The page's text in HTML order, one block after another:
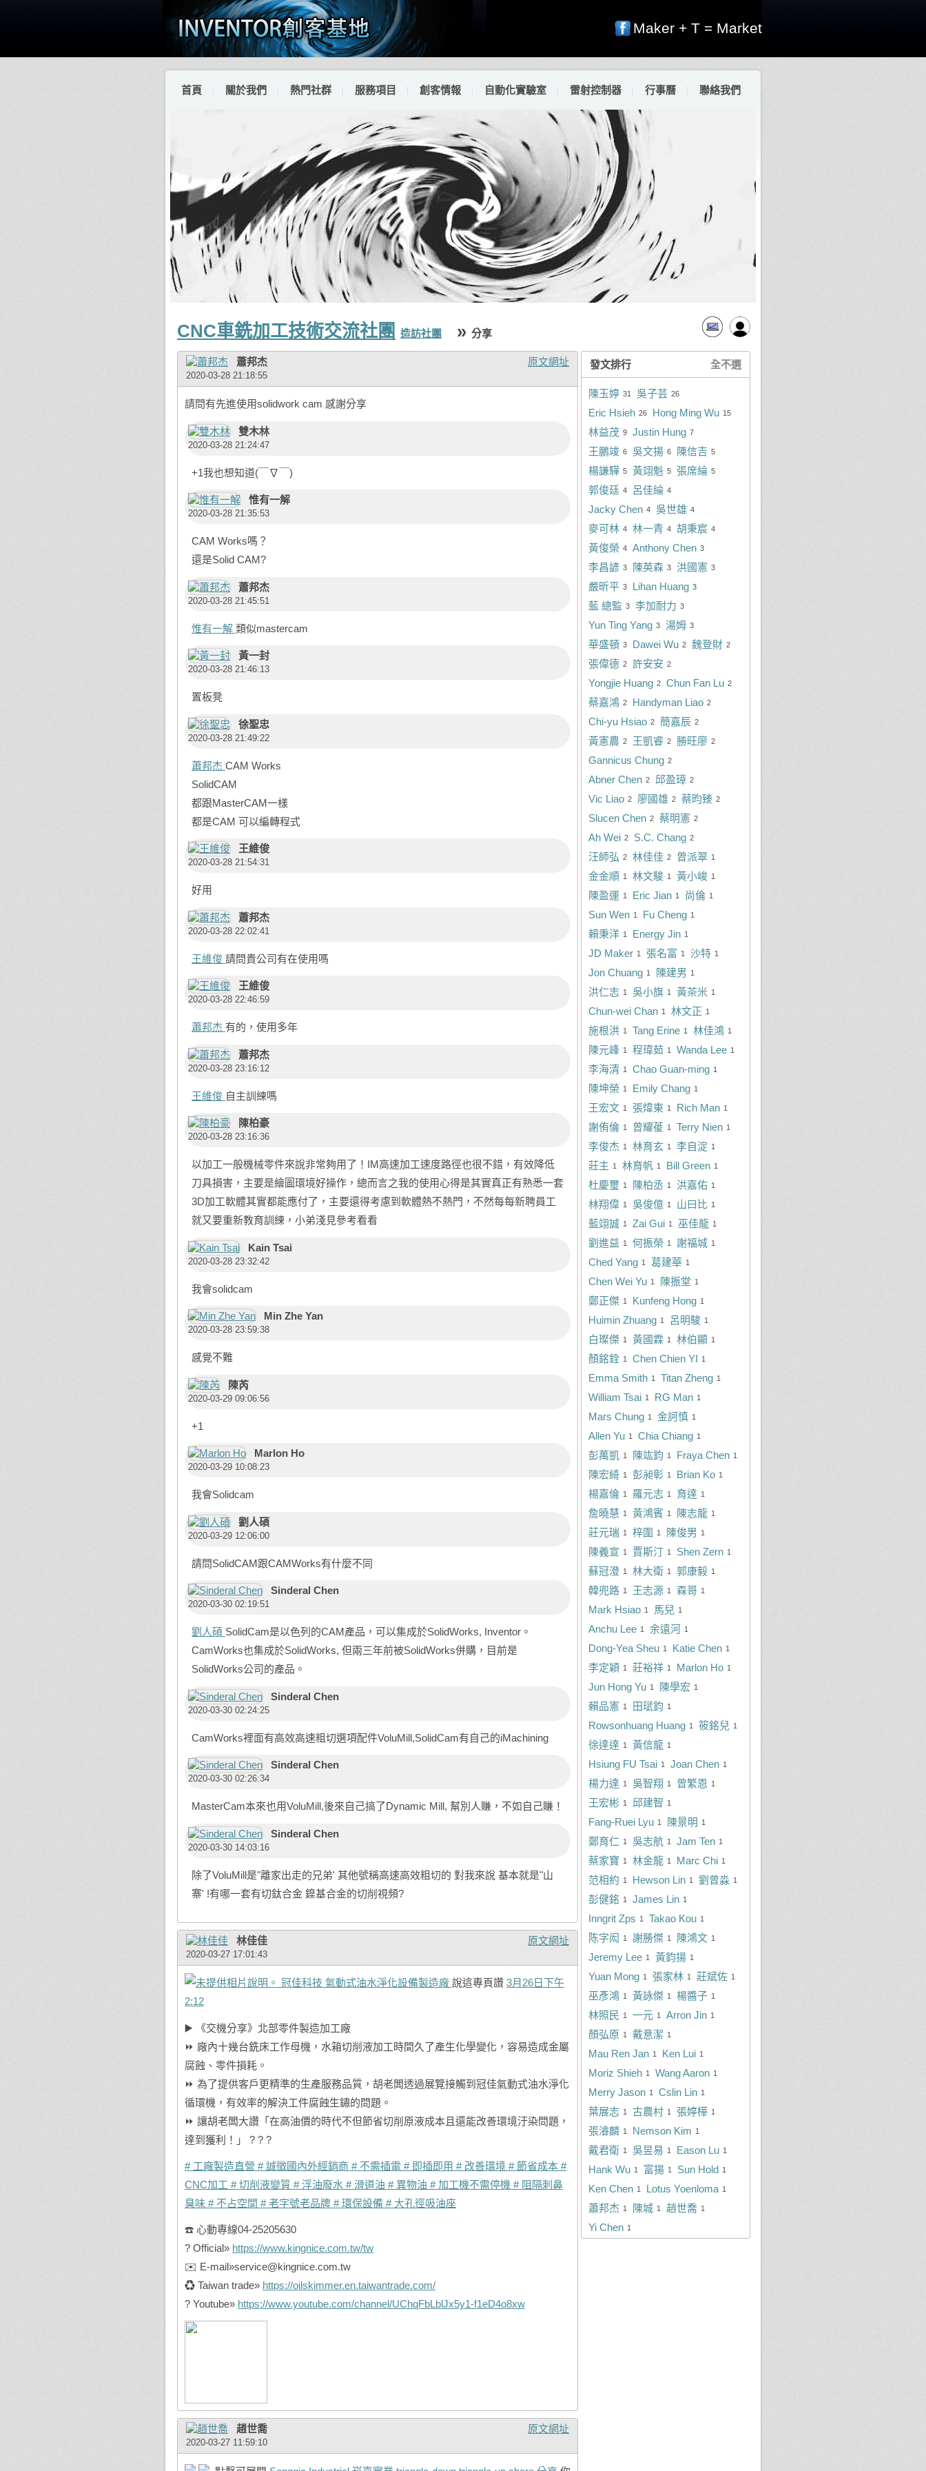
Maker + T = Market
首頁 關於我們 熱門社群 服務項目 創客情報 自動化實驗室 雷射控制器 行事曆 聯絡我們
CNC車銑加工技術交流社團 造訪社團 » 分享
原文網址
蕭邦杰
2020-03-28 21:18:55
請問有先進使用solidwork cam 感謝分享
雙木林
2020-03-28 21:24:47
+1我也想知道(￣∇￣)
惟有一解
2020-03-28 21:35:53
CAM Works嗎？
還是Solid CAM?
蕭邦杰
2020-03-28 21:45:51
惟有一解 類似mastercam
黃一封
2020-03-28 21:46:13
置板凳
徐聖忠
2020-03-28 21:49:22
蕭邦杰 CAM Works
SolidCAM
都跟MasterCAM一樣
都是CAM 可以編轉程式
王維俊
2020-03-28 21:54:31
好用
蕭邦杰
2020-03-28 22:02:41
王維俊 請問貴公司有在使用嗎
王維俊
2020-03-28 22:46:59
蕭邦杰 有的，使用多年
蕭邦杰
2020-03-28 23:16:12
王維俊 自主訓練嗎
陳柏豪
2020-03-28 23:16:36
以加工一般機械零件來說非常夠用了！IM高速加工速度路徑也很不錯，有效降低
刀具損害，主要是繪圖環境好操作，總而言之我的使用心得是其實真正有熟悉一套
3D加工軟體其實都能應付了，主要還得考慮到軟體熱不熱門，不然每每新聘員工
就又要重新教育訓練，小弟淺見參考看看
Kain Tsai
2020-03-28 23:32:42
我會solidcam
Min Zhe Yan
2020-03-28 23:59:38
感覺不難
陳芮
2020-03-29 09:06:56
+1
Marlon Ho
2020-03-29 10:08:23
我會Solidcam
劉人碩
2020-03-29 12:06:00
請問SolidCAM跟CAMWorks有什麼不同
Sinderal Chen
2020-03-30 02:19:51
劉人碩 SolidCam是以色列的CAM產品，可以集成於SolidWorks, Inventor。
CamWorks也集成於SolidWorks, 但兩三年前被SolidWorks併購，目前是
SolidWorks公司的產品。
Sinderal Chen
2020-03-30 02:24:25
CamWorks裡面有高效高速粗切選項配件VoluMill,SolidCam有自己的iMachining
Sinderal Chen
2020-03-30 02:26:34
MasterCam本來也用VoluMill,後來自己搞了Dynamic Mill, 幫別人賺，不如自己賺！
Sinderal Chen
2020-03-30 14:03:16
除了VoluMill是"離家出走的兄弟' 其他號稱高速高效粗切的 對我來說 基本就是"山
寨' !有哪一套有切鈦合金 鎳基合金的切削視頻?
原文網址
林佳佳
2020-03-27 17:01:43
冠佳科技 氣動式油水淨化設備製造廠 說這專頁讚 3月26日下午
2:12
▶️ 《交機分享》北部零件製造加工廠
⏩ 廠內十幾台銑床工作母機，水箱切削液加工時間久了產生化學變化，容易造成金屬
腐蝕、零件損耗。
⏩ 為了提供客戶更精準的生產服務品質，胡老闆透過展覽接觸到冠佳氣動式油水淨化
循環機，有效率的解決工件腐蝕生鏽的問題。
⏩ 讓胡老闆大讚「在高油價的時代不但節省切削原液成本且還能改善環境汙染問題，
達到獲利！」 ? ? ?
# 工廠製造直營 # 誠徵國內外經銷商 # 不需插電 # 即插即用 # 改善環境 # 節省成本 #
CNC加工 # 切削液變質 # 浮油廢水 # 滑道油 # 異物油 # 加工機不需停機 # 阻隔刺鼻
臭味 # 不占空間 # 老字號老品牌 # 環保設備 # 大孔徑吸油座
☎️ 心動專線04-25205630
? Official» https://www.kingnice.com.tw/tw
✉️ E-mail»service@kingnice.com.tw
♻️ Taiwan trade» https://oilskimmer.en.taiwantrade.com/
? Youtube» https://www.youtube.com/channel/UChqFbLblJx5y1-f1eD4o8xw
原文網址
趙世喬
2020-03-27 11:59:10
全不選
發文排行
31
陳玉婷 26
吳子芸
26
Eric Hsieh 15
Hong Ming Wu
9
林益茂 7
Justin Hung
6
王鵬竣 6
吳文揚 5
陳信吉
5
楊謙驊 5
黃翊魁 5
張席綸
4
郭俊廷 4
呂佳綸
4
Jacky Chen 4
吳世雄
4
麥可林 4
林一青 4
胡秉宸
4
黃俊榮 3
Anthony Chen
3
李昌諺 3
陳英森 3
洪國憲
3
嚴昕平 3
Lihan Huang
3
藍 總監 3
李加耐力
3
Yun Ting Yang 3
湯姆
3
華盛頓 2
Dawei Wu 2
魏登財
2
張偉德 2
許安安
2
Yongjie Huang 2
Chun Fan Lu
2
蔡嘉鴻 2
Handyman Liao
2
Chi-yu Hsiao 2
簡嘉辰
2
黃憲農 2
王凱睿 2
勝旺廖
2
Gannicus Chung
2
Abner Chen 2
邱盈璋
2
Vic Liao 2
廖國雄 2
蔡昀臻
2
Slucen Chen 2
蔡明憲
2
Ah Wei 2
S.C. Chang
2
汪師弘 2
林佳佳 1
曾派翠
1
金金順 1
林文駿 1
黃小峻
1
陳盈運 1
Eric Jian 1
尚倫
1
Sun Wen 1
Fu Cheng
1
賴秉洋 1
Energy Jin
1
JD Maker 1
張名富 1
沙特
1
Jon Chuang 1
陳建男
1
洪仁志 1
吳小旗 1
黃茶米
1
Chun-wei Chan 1
林文正
1
施根洪 1
Tang Erine 1
林佳鴻
1
陳元峰 1
程瑋茹 1
Wanda Lee
1
李海清 1
Chao Guan-ming
1
陳坤榮 1
Emily Chang
1
王宏文 1
張煒東 1
Rich Man
1
謝侑倫 1
曾耀葰 1
Terry Nien
1
李俊杰 1
林育玄 1
李自淀
1
莊主 1
林育帆 1
Bill Green
1
杜慶璽 1
陳柏丞 1
洪嘉佑
1
林翔偉 1
吳俊億 1
山曰比
1
藍翊誠 1
Zai Gui 1
巫佳龍
1
劉進益 1
何振榮 1
謝福城
1
Ched Yang 1
葛建華
1
Chen Wei Yu 1
陳振堂
1
鄭正傑 1
Kunfeng Hong
1
Huimin Zhuang 1
呂明駿
1
白璨傑 1
黃國霖 1
林伯顯
1
顏銘銓 1
Chen Chien YI
1
Emma Smith 1
Titan Zheng
1
William Tsai 1
RG Man
1
Mars Chung 1
金訶慎
1
Allen Yu 1
Chia Chiang
1
彭萬凱 1
陳竑鈞 1
Fraya Chen
1
陳宏綺 1
彭昶彰 1
Brian Ko
1
楊嘉倫 1
羅元志 1
育達
1
詹曉慧 1
黃鴻賓 1
陳志龍
1
莊元瑞 1
梓圍 1
陳俊男
1
陳義宣 1
賈斯汀 1
Shen Zern
1
蘇冠澄 1
林大衛 1
郭康毅
1
韓兜路 1
王志源 1
森哥
1
Mark Hsiao 1
馬兒
1
Anchu Lee 1
余遠河
1
Dong-Yea Sheu 1
Katie Chen
1
李定穎 1
莊裕祥 1
Marlon Ho
1
Jun Hong Yu 1
陳學宏
1
賴品憲 1
田珷鈞
1
Rowsonhuang Huang 1
筱銘兒
1
徐達達 1
黃信龍
1
Hsiung FU Tsai 1
Joan Chen
1
楊力達 1
吳智翔 1
曾繁恩
1
王宏彬 1
邱建智
1
Fang-Ruei Lyu 1
陳景明
1
鄭育仁 1
吳志航 1
Jam Ten
1
蔡家寶 1
林金龍 1
Marc Chi
1
范相約 1
Hewson Lin 1
劉曾淼
1
彭健銘 1
James Lin
1
Inngrit Zps 1
Takao Kou
1
陈字闳 1
謝勝傑 1
陳鴻文
1
Jeremy Lee 1
黃鈞揚
1
Yuan Mong 1
張家林 1
莊斌佐
1
巫彥鴻 1
黃詠傑 1
楊醬子
1
林照民 1
一元 1
Arron Jin
1
顏弘原 1
戴意潔
1
Mau Ren Jan 1
Ken Lui
1
Moriz Shieh 1
Wang Aaron
1
Merry Jason 1
Cslin Lin
1
葉展志 1
古農村 1
張婷樺
1
張濬麟 1
Nemson Kim
1
戴君衛 1
吳昱易 1
Eason Lu
1
Hank Wu 1
富揚 1
Sun Hold
1
Ken Chen 1
Lotus Yoenloma
1
蕭邦杰 1
陳城 1
趙世喬
1
Yi Chen